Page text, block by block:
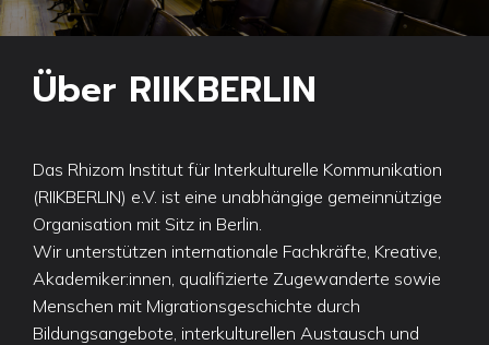
Über RIIKBERLIN
Das Rhizom Institut für Interkulturelle Kommunikation
(RIIKBERLIN) e.V. ist eine unabhängige gemeinnützige
Organisation mit Sitz in Berlin.
Wir unterstützen internationale Fachkräfte, Kreative,
Akademiker:innen, qualifizierte Zugewanderte sowie
Menschen mit Migrationsgeschichte durch
Bildungsangebote, interkulturellen Austausch und